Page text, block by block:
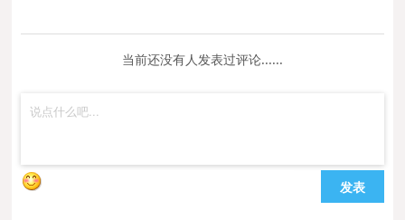
当前还没有人发表过评论......
发表